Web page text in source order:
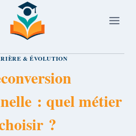
& ÉVOLUTION
: quel métier
?